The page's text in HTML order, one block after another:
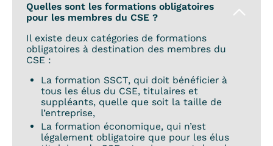
Quelles sont les formations obligatoires
pour les membres du CSE ?
Il existe deux catégories de formations
obligatoires à destination des membres du
CSE :
La formation SSCT, qui doit bénéficier à
tous les élus du CSE, titulaires et
suppléants, quelle que soit la taille de
l’entreprise,
La formation économique, qui n’est
légalement obligatoire que pour les élus